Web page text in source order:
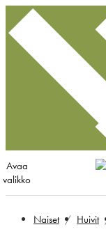
Avaa
valikko
Naiset Huivit